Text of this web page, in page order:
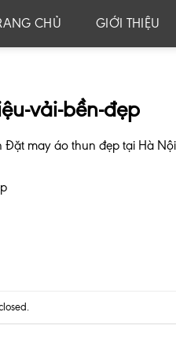
CHỦ GIỚI THIỆU
vải-bền-đẹp
Đặt may áo thun đẹp tại Hà Nội